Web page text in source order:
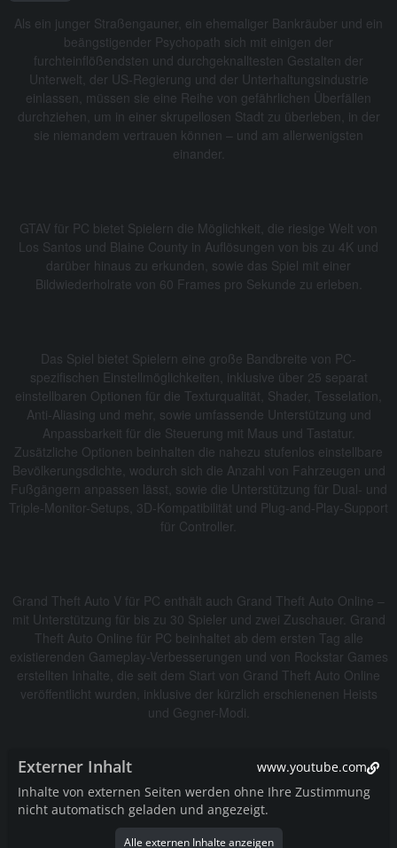
Als ein junger Straßengauner, ein ehemaliger Bankräuber und ein
beängstigender Psychopath sich mit einigen der
furchteinflößendsten und durchgeknalltesten Gestalten der
Unterwelt, der US-Regierung und der Unterhaltungsindustrie
einlassen, müssen sie eine Reihe von gefährlichen Überfällen
durchziehen, um in einer skrupellosen Stadt zu überleben, in der
sie niemandem vertrauen können – und am allerwenigsten
einander.
GTAV für PC bietet Spielern die Möglichkeit, die riesige Welt von
Los Santos und Blaine County in Auflösungen von bis zu 4K und
darüber hinaus zu erkunden, sowie das Spiel mit einer
Bildwiederholrate von 60 Frames pro Sekunde zu erleben.
Das Spiel bietet Spielern eine große Bandbreite von PC-
spezifischen Einstellmöglichkeiten, inklusive über 25 separat
einstellbaren Optionen für die Texturqualität, Shader, Tesselation,
Anti-Aliasing und mehr, sowie umfassende Unterstützung und
Anpassbarkeit für die Steuerung mit Maus und Tastatur.
Zusätzliche Optionen beinhalten die nahezu stufenlos einstellbare
Bevölkerungsdichte, wodurch sich die Anzahl von Fahrzeugen und
Fußgängern anpassen lässt, sowie die Unterstützung für Dual- und
Triple-Monitor-Setups, 3D-Kompatibilität und Plug-and-Play-Support
für Controller.
Grand Theft Auto V für PC enthält auch Grand Theft Auto Online –
mit Unterstützung für bis zu 30 Spieler und zwei Zuschauer. Grand
Theft Auto Online für PC beinhaltet ab dem ersten Tag alle
existierenden Gameplay-Verbesserungen und von Rockstar Games
erstellten Inhalte, die seit dem Start von Grand Theft Auto Online
veröffentlicht wurden, inklusive der kürzlich erschienenen Heists
und Gegner-Modi.
Externer Inhalt
www.youtube.com
Inhalte von externen Seiten werden ohne Ihre Zustimmung
nicht automatisch geladen und angezeigt.
Alle externen Inhalte anzeigen